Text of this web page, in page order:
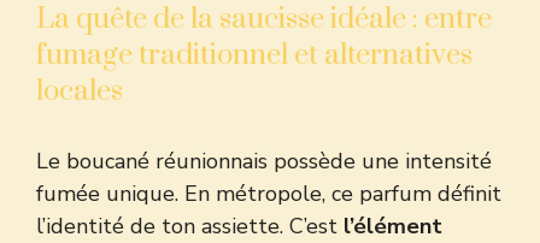
La quête de la saucisse idéale : entre
fumage traditionnel et alternatives
locales
Le boucané réunionnais possède une intensité
fumée unique. En métropole, ce parfum définit
l’identité de ton assiette. C’est l’élément